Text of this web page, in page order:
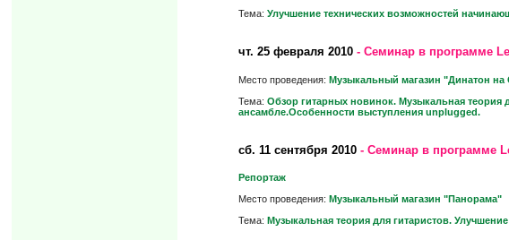
Тема: Улучшение технических возможностей
чт. 25 февраля 2010- Семинар в программе
Место проведения: Музыкальный магазин "Динатон на
Тема: Обзор гитарных новинок. Музыкальная теория
ансамбле.Особенности выступления unplugged.
сб. 11 сентября 2010- Семинар в программе
Репортаж
Место проведения: Музыкальный магазин "Панорама"
Тема: Музыкальная теория для гитаристов.